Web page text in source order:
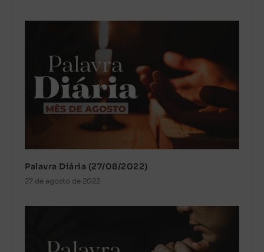
Palavra Diária (27/08/2022)
27 de agosto de 2022